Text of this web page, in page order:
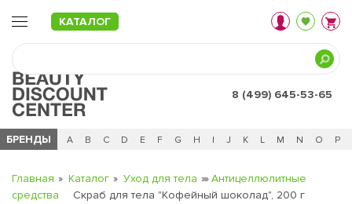
КАТАЛОГ
8 (499) 645-53-65
БРЕНДЫ
Ч 0 - 9 A B C D E F G H I J K L M N O P
Главная Каталог Уход для тела
Антицеллюлитные
средства
Скраб для тела "Кофейный шоколад", 200 г